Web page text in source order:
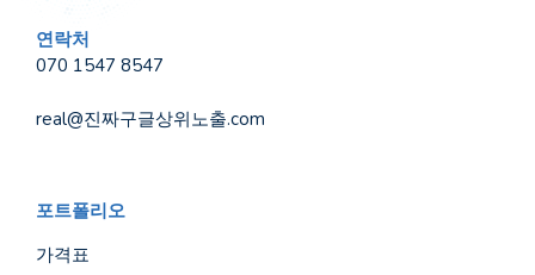
연락처
070 1547 8547
real@진짜구글상위노출.com
포트폴리오
가격표